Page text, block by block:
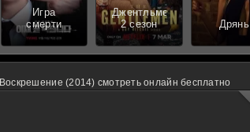
Игра
смерти
Джентльмены
2 сезон
Дрянь
Воскрешение (2014) смотреть онлайн бесплатно